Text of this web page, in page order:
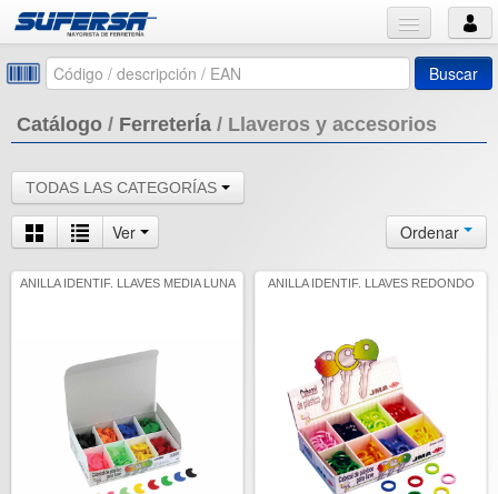
Buscar
Catálogo / FerreterÍa / Llaveros y accesorios
TODAS LAS CATEGORÍAS
Ver Ordenar
ANILLA IDENTIF. LLAVES MEDIA LUNA ANILLA IDENTIF. LLAVES REDONDO